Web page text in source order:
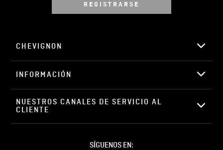
ENVIAR COMENTARIO
REGISTRARSE
CHEVIGNON
INFORMACIÓN
NUESTROS CANALES DE SERVICIO AL
CLIENTE
SÍGUENOS EN: